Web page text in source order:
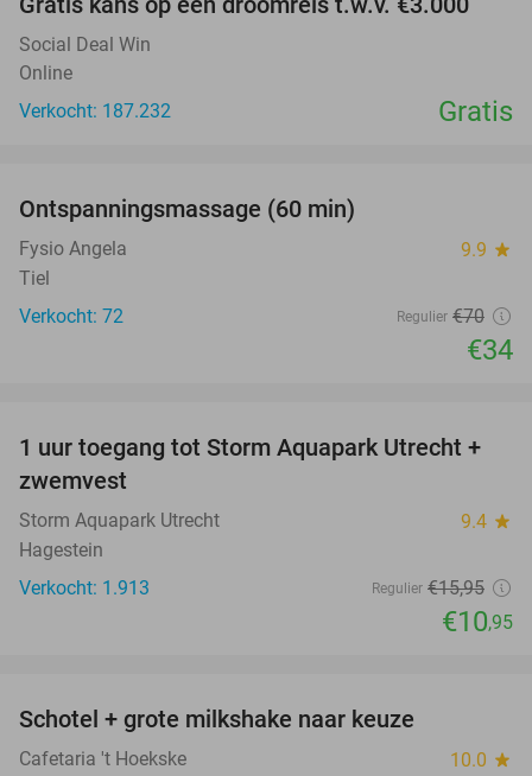
Social Deal Win
Online
Verkocht: 187.232
Gratis
Ontspanningsmassage (60 min)
Fysio Angela 9.9 star
Tiel
Verkocht: 72
Regulier €70
€34
31%
1 uur toegang tot Storm Aquapark Utrecht +
zwemvest
Storm Aquapark Utrecht 9.4 star
Hagestein
Verkocht: 1.913
Regulier €15,95
€10,95
Schotel + grote milkshake naar keuze
Cafetaria 't Hoekske 10.0 star